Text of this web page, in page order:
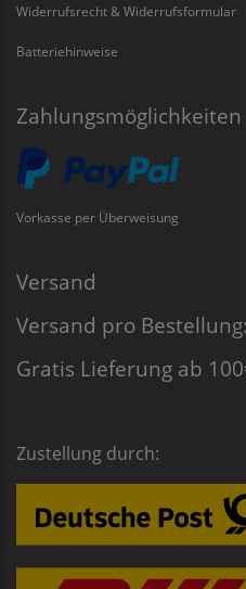
Widerrufsrecht & Widerrufsformular
Batteriehinweise
Zahlungsmöglichkeiten
Vorkasse per Überweisung
Versand
Versand pro
Gratis Lieferung ab
Zustellung durch: